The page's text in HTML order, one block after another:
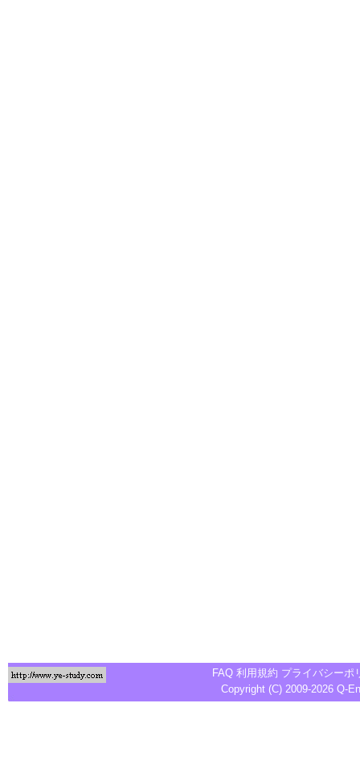
FAQ 利用規約 プライバシーポ
Copyright (C) 2009-2026 Q-